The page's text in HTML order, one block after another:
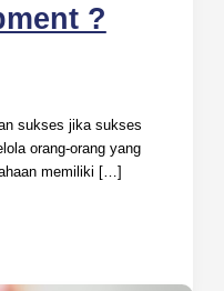
?
sukses jika sukses
orang-orang yang
memiliki […]